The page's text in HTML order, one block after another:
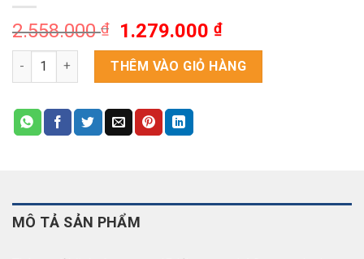
2.558.000₫
Giá
gốc
là:
2.558.000 ₫.
1.279.000₫Giá
hiện
tại
là:
Camera IP 4MP DAHUA DH-IPC-HDPW1431R1P-S4 số lượng
THÊM VÀO GIỎ HÀNG
MÔ TẢ SẢN PHẨM